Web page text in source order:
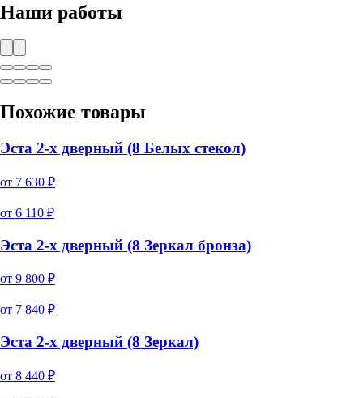
Наши работы
Похожие товары
Эста 2-х дверный (8 Белых стекол)
от 7 630 ₽
от 6 110 ₽
Эста 2-х дверный (8 Зеркал бронза)
от 9 800 ₽
от 7 840 ₽
Эста 2-х дверный (8 Зеркал)
от 8 440 ₽